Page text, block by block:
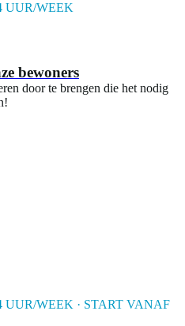
UUR/WEEK
bewoners
door te brengen die het nodig
WEEK · START VANAF